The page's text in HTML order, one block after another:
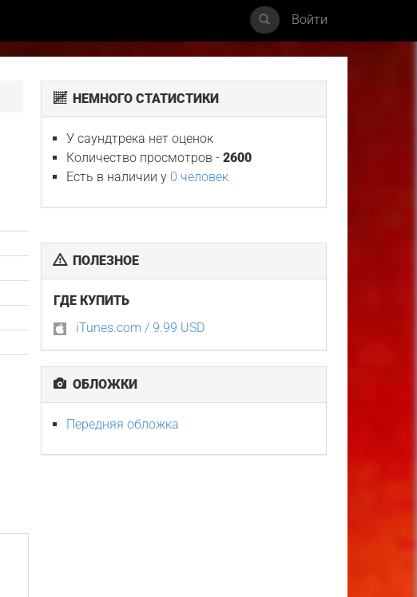
Войти
НЕМНОГО СТАТИСТИКИ
У саундтрека нет оценок
Количество просмотров -2600
Есть в наличии у 0 человек
ПОЛЕЗНОЕ
ГДЕ КУПИТЬ
iTunes.com / 9.99 USD
ОБЛОЖКИ
Передняя обложка